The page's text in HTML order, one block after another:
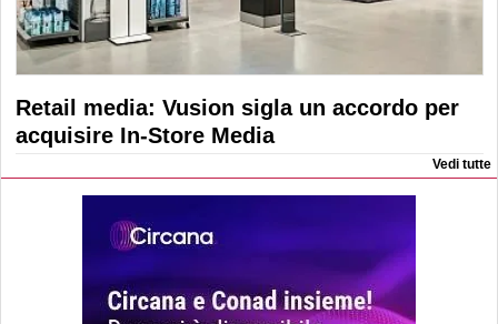
Retail media: Vusion sigla un accordo per
acquisire In-Store Media
Vedi tutte